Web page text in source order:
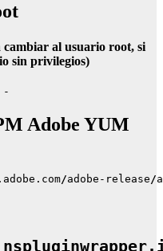
cambiar al usuario root, si
sin privilegios)
-
Adobe YUM
/adobe-release/